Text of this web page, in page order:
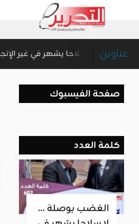
عناوين
الغضب بوصلة … لا سلاحا يشهر في
صفحة الفيسبوك
كلمة العدد
الغضب بوصلة …